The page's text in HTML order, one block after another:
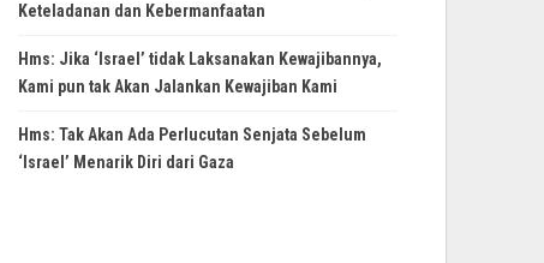
Keteladanan dan Kebermanfaatan
Hms: Jika ‘Israel’ tidak Laksanakan Kewajibannya,
Kami pun tak Akan Jalankan Kewajiban Kami
Hms: Tak Akan Ada Perlucutan Senjata Sebelum
‘Israel’ Menarik Diri dari Gaza